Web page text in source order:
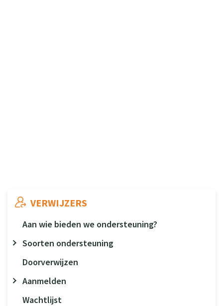
VERWIJZERS
Aan wie bieden we ondersteuning?
Soorten ondersteuning
Doorverwijzen
Aanmelden
Wachtlijst